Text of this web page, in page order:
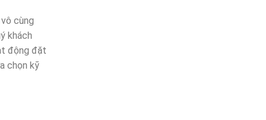
cùng
khách
động đặt
chọn kỹ